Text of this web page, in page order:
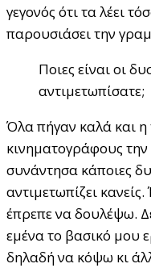
γεγονός ότι τα λέει
παρουσιάσει την
Ποιες είναι οι
αντιμετωπίσατε;
Όλα πήγαν καλά και η
κινηματογράφους
συνάντησα κάποιες
αντιμετωπίζει
έπρεπε να δουλέψω.
εμένα το βασικό μου
δηλαδή να κόψω κι